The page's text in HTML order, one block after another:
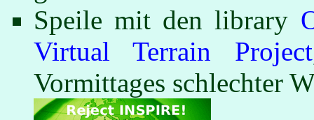
Speile mit den library
Virtual Terrain Project
Vormittages schlechter